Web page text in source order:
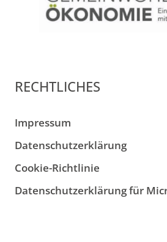
RECHTLICHES
Impressum
Datenschutzerklärung
Cookie-Richtlinie
Datenschutzerklärung für